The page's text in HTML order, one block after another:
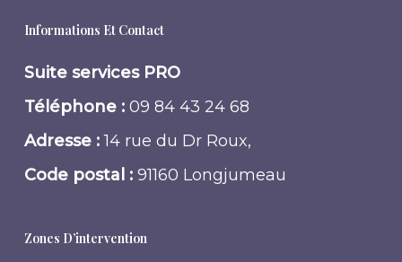
Informations Et Contact
Suite services PRO
Téléphone :09 84 43 24 68
Adresse :14 rue du Dr Roux,
Code postal : 91160 Longjumeau
Zones D’intervention